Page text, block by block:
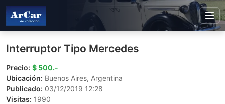
Interruptor Tipo Mercedes
Precio: $ 500.-
Ubicación: Buenos Aires, Argentina
Publicado: 03/12/2019 12:28
Visitas: 1990